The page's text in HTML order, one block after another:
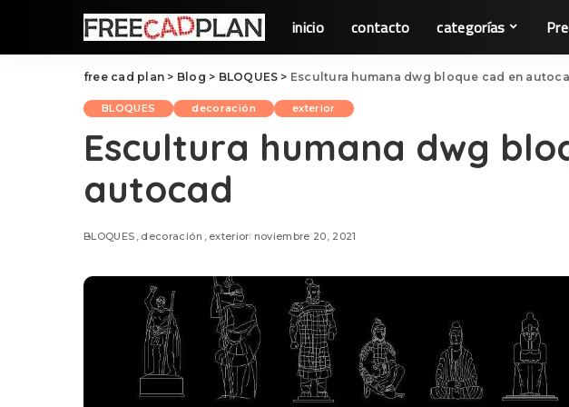
inicio contacto categorías
free cad plan > Blog > BLOQUES > Escultura humana dwg bloque cad en
BLOQUES decoración exterior
Escultura humana dwg
autocad
BLOQUES decoración exterior noviembre 20, 2021